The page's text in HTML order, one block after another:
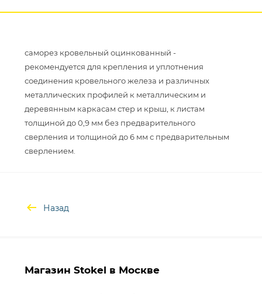
саморез кровельный оцинкованный -
рекомендуется для крепления и уплотнения
соединения кровельного железа и различных
металлических профилей к металлическим и
деревянным каркасам стер и крыш, к листам
толщиной до 0,9 мм без предварительного
сверления и толщиной до 6 мм с предварительным
Назад
Магазин Stokel в Москве